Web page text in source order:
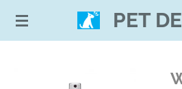
Ga
direct
PET